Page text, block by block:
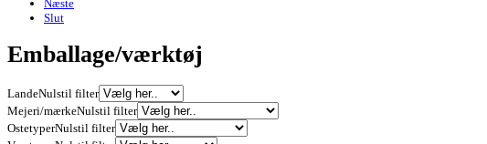
Næste
Slut
Emballage/værktøj
LandeNulstil filter
Mejeri/mærkeNulstil filter
OstetyperNulstil filter